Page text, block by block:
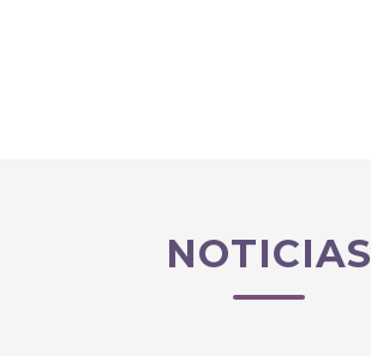
NOTICIAS